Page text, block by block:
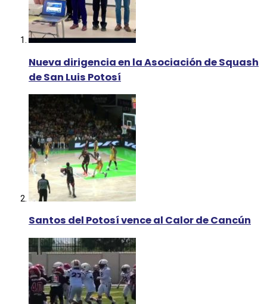
Nueva dirigencia en la Asociación de Squash
de San Luis Potosí
Santos del Potosí vence al Calor de Cancún